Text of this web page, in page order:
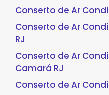
Conserto de Ar
Conserto de Ar
RJ
Conserto de Ar
Camará RJ
Conserto de Ar